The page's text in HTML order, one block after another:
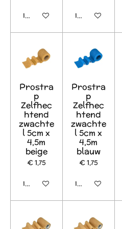
In winkelwagen In winkelwagen
Prostra
p
Zelfhec
htend
zwachte
l 5cm x
4,5m
beige
€ 1,75
In winkelwagen
Prostra
p
Zelfhec
htend
zwachte
l 5cm x
4,5m
blauw
€ 1,75
In winkelwagen